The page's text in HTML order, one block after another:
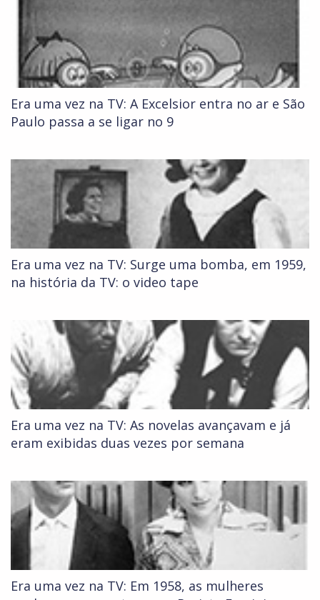
Era uma vez na TV: A Excelsior entra no ar e São
Paulo passa a se ligar no 9
Era uma vez na TV: Surge uma bomba, em 1959,
na história da TV: o video tape
Era uma vez na TV: As novelas avançavam e já
eram exibidas duas vezes por semana
Era uma vez na TV: Em 1958, as mulheres